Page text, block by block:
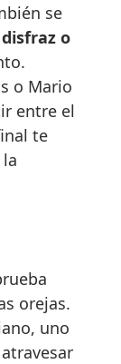
se
o
o Mario
entre el
te
orejas.
uno